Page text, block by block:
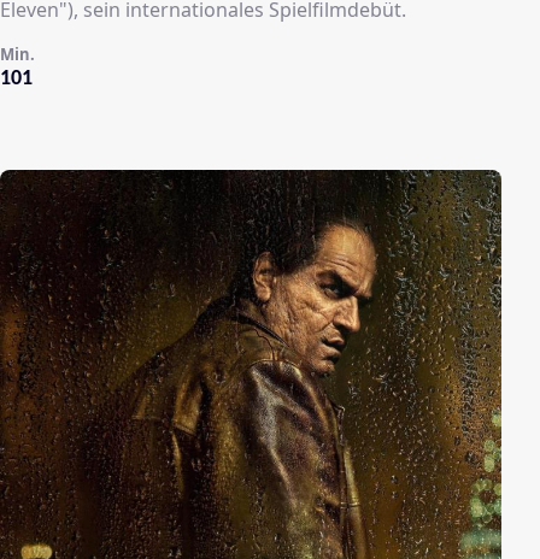
Eleven"), sein internationales Spielfilmdebüt.
101
Min.